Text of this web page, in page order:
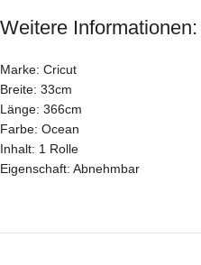
Weitere Informationen:
Marke: Cricut
Breite: 33cm
Länge: 366cm
Farbe: Ocean
Inhalt: 1 Rolle
Eigenschaft: Abnehmbar